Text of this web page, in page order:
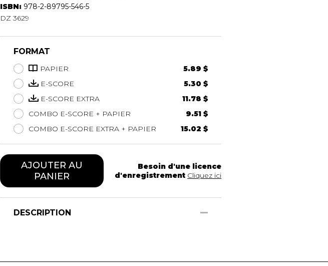
Hautbois
Luth
Percussion
Piano
Saxophone
Trompette
Tuba
Ukulélé
Voix
ISBN: 978-2-89795-546-5
DZ 3629
FORMAT
PAPIER
5.89 $
E-SCORE
5.30 $
E-SCORE EXTRA
11.78 $
COMBO E-SCORE + PAPIER
9.51 $
COMBO E-SCORE EXTRA + PAPIER
15.02 $
AJOUTER AU
PANIER
Besoin d'une licence
d'enregistrement Cliquez ici
DESCRIPTION